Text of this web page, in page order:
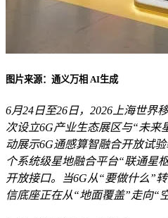
图片来源：通义万相 AI生成
6月24日至26日，2026上海世界
次设立6G产业生态展区与“未来
动展示6G通感算智融合开放试
个系统级星地融合平台“联通星
开放接口。当6G从“要做什么”
信底座正在从“地面覆盖”走向“